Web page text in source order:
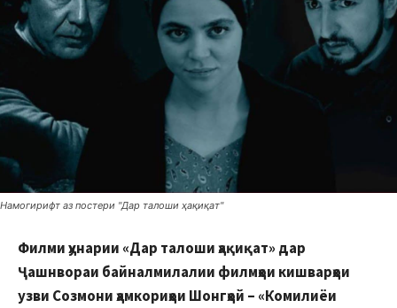
Намогирифт аз постери "Дар талоши ҳақиқат"
Филми ҳунарии «Дар талоши ҳақиқат» дар
Ҷашнвораи байналмилалии филмҳои кишварҳои
узви Cозмони ҳамкориҳои Шонгҳой – «Комилиёи